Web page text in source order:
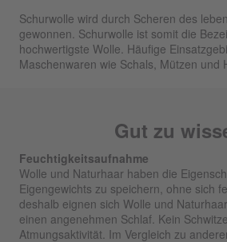
Schurwolle wird durch Scheren des
gewonnen. Schurwolle ist somit die
hochwertigste Wolle. Häufige
Maschenwaren wie Schals, Mützen und
Gut zu
Feuchtigkeitsaufnahme
Wolle und Naturhaar haben die
Eigengewichts zu speichern, ohne sich
deshalb eignen sich Wolle und
einen angenehmen Schlaf. Kein
Atmungsaktivität. Im Vergleich zu